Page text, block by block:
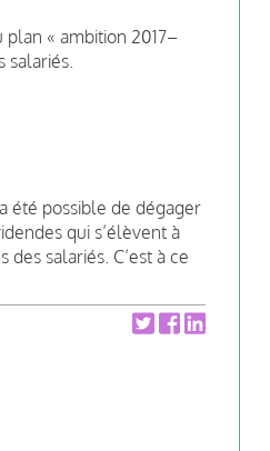
« ambition 2017–
été possible de dégager
qui s’élèvent à
salariés. C’est à ce